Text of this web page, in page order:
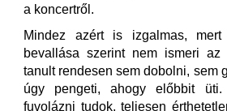
a koncertről.
Mindez azért is izgalmas,
bevallása szerint nem ismeri az
tanult rendesen sem dobolni, sem
úgy pengeti, ahogy előbbit
fuvolázni tudok, teljesen